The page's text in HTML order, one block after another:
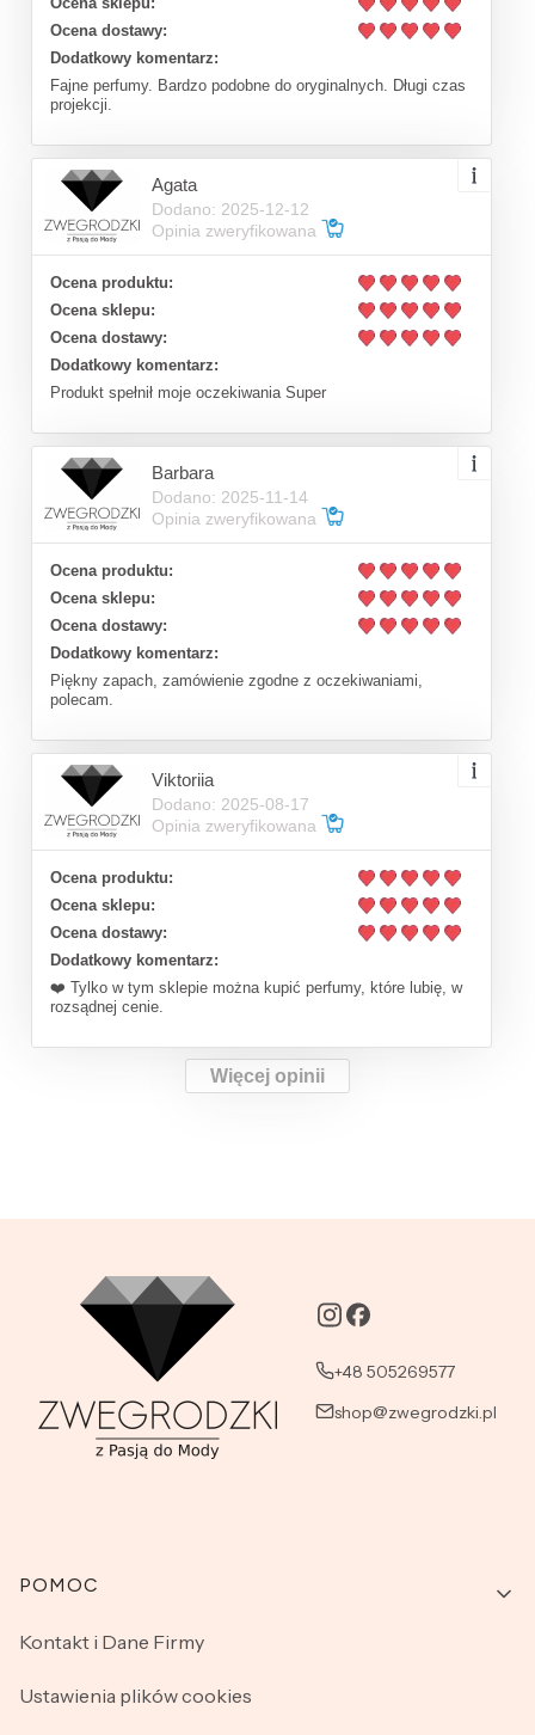
Ocena dostawy:
Dodatkowy komentarz:
Fajne perfumy. Bardzo podobne do oryginalnych. Długi czas
projekcji.
Agata
Dodano: 2025-12-12
Opinia zweryfikowana
Ocena produktu:
Ocena sklepu:
Ocena dostawy:
Dodatkowy komentarz:
Produkt spełnił moje oczekiwania Super
Barbara
Dodano: 2025-11-14
Opinia zweryfikowana
Ocena produktu:
Ocena sklepu:
Ocena dostawy:
Dodatkowy komentarz:
Piękny zapach, zamówienie zgodne z oczekiwaniami,
polecam.
Viktoriia
Dodano: 2025-08-17
Opinia zweryfikowana
Ocena produktu:
Ocena sklepu:
Ocena dostawy:
Dodatkowy komentarz:
❤️ Tylko w tym sklepie można kupić perfumy, które lubię, w
rozsądnej cenie.
Więcej opinii
+48 505269577
shop@zwegrodzki.pl
Linki w stopce
POMOC
Kontakt i Dane Firmy
Ustawienia plików cookies